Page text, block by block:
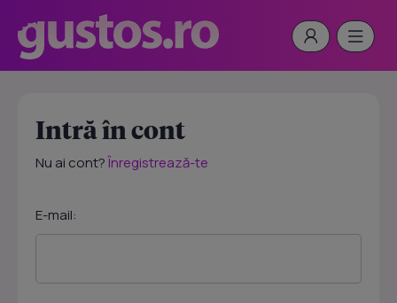
Intră în cont
Nu ai cont?Înregistrează-te
E-mail: